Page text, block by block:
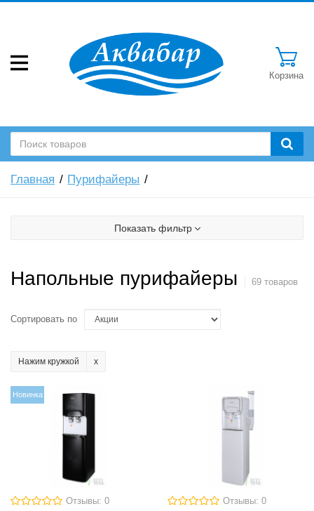
Корзина
Главная Пурифайеры
Показать фильтр
Напольные пурифайеры 69 товаров
Сортировать по
Нажим кружкой
Новинка
Отзывы: 0 Отзывы: 0